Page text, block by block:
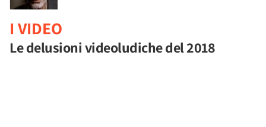
I VIDEO
Le delusioni videoludiche del 2018